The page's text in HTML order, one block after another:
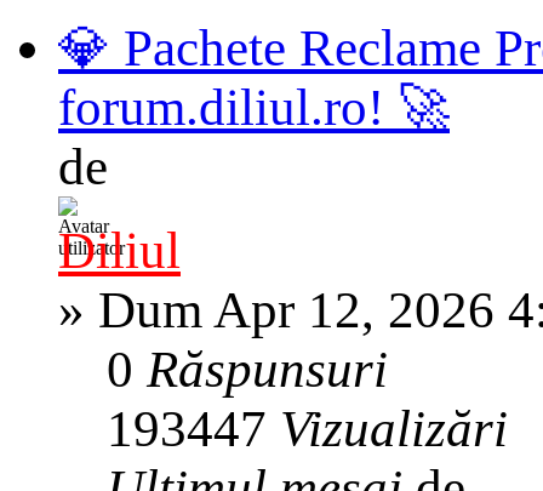
💎 Pachete Reclame
forum.diliul.ro! 🚀
de
Diliul
» Dum Apr 12, 2026
0Răspunsuri
193447 Vizualizări